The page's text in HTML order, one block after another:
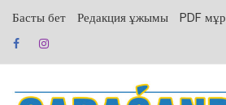
содержанию
Басты бет Редакция ұжымы PDF